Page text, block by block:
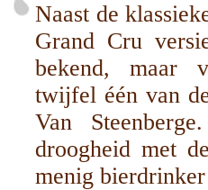
Naast de
Grand Cru
bekend, maar
twijfel één van
Van
droogheid met
menig